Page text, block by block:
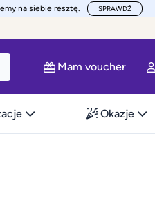
na siebie resztę. SPRAWDŹ
Mam voucher
Okazje